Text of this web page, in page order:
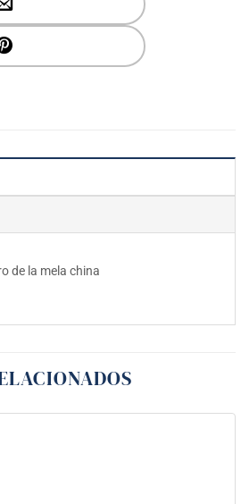
de la mela china